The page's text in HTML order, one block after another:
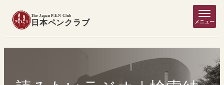
The Japan P.E.N Club
日本ペンクラブ メニュー